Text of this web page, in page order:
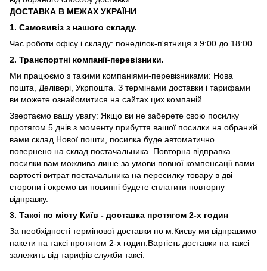
ДОСТАВКА В МЕЖАХ УКРАЇНИ
1. Самовивіз з нашого складу.
Час роботи офісу і складу: понеділок-п'ятниця з 9:00 до 18:00.
2. Транспортні компанії-перевізники.
Ми працюємо з такими компаніями-перевізниками: Нова
пошта, Делівері, Укрпошта. З термінами доставки і тарифами
ви можете ознайомитися на сайтах цих компаній.
Звертаємо вашу увагу: Якщо ви не заберете свою посилку
протягом 5 днів з моменту прибуття вашої посилки на обраний
вами склад Нової пошти, посилка буде автоматично
повернено на склад постачальника. Повторна відправка
посилки вам можлива лише за умови повної компенсації вами
вартості витрат постачальника на пересилку товару в дві
сторони і окремо ви повинні будете сплатити повторну
відправку.
3. Таксі по місту Київ - доставка протягом 2-х годин
За необхідності термінової доставки по м.Києву ми відправимо
пакети на таксі протягом 2-х годин.Вартість доставки на таксі
залежить від тарифів служби таксі.